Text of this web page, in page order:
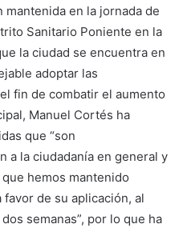
en la jornada de
Sanitario Poniente en la
la ciudad se encuentra en
adoptar las
fin de combatir el aumento
Manuel Cortés ha
que “son
a la ciudadanía en general y
hemos mantenido
de su aplicación, al
semanas”, por lo que ha